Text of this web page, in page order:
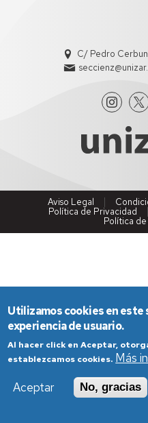
C/ Pedro
Aviso Legal
Política de Privacidad
Política
Utilizamos cookies en este
experiencia de usuario.
Al hacer click en Aceptar,
establezcamos cookies. Más
Aceptar
No, gracias